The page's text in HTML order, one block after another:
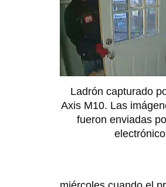
Ladrón capturado
Axis M10. Las
fueron enviadas
electrónico